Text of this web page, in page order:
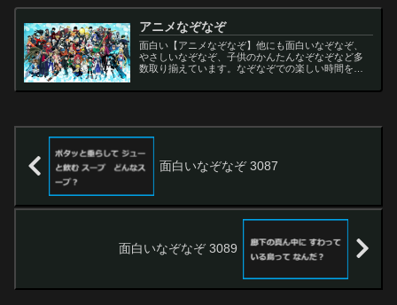
アニメなぞなぞ
面白い【アニメなぞなぞ】他にも面白いなぞなぞ、
やさしいなぞなぞ、子供のかんたんなぞなぞなど多
数取り揃えています。なぞなぞでの楽しい時間をお
面白いなぞなぞ 3087
面白いなぞなぞ 3089